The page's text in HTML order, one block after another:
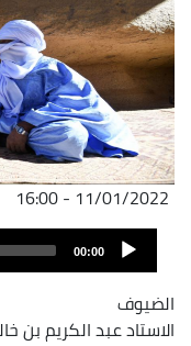
11/01/2022 - 16:00
Audio
Player
00:00
الضيوف
الاستاد عبد الكريم بن